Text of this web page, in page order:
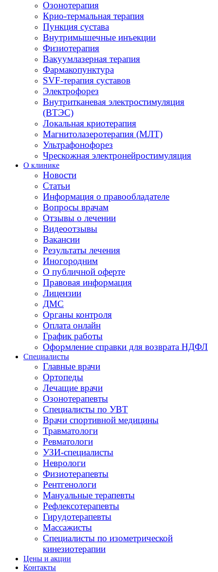
Озонотерапия
Крио-термальная терапия
Пункция сустава
Внутримышечные инъекции
Физиотерапия
Вакуумлазерная терапия
Фармакопунктура
SVF-терапия суставов
Электрофорез
Внутритканевая электростимуляция
(ВТЭС)
Локальная криотерапия
Магнитолазеротерапия (МЛТ)
Ультрафонофорез
Чрескожная электронейростимуляция
О клинике
Новости
Статьи
Информация о правообладателе
Вопросы врачам
Отзывы о лечении
Видеоотзывы
Вакансии
Результаты лечения
Иногородним
О публичной оферте
Правовая информация
Лицензии
ДМС
Органы контроля
Оплата онлайн
График работы
Оформление справки для возврата НДФЛ
Специалисты
Главные врачи
Ортопеды
Лечащие врачи
Озонотерапевты
Специалисты по УВТ
Врачи спортивной медицины
Травматологи
Ревматологи
УЗИ-специалисты
Неврологи
Физиотерапевты
Рентгенологи
Мануальные терапевты
Рефлексотерапевты
Гирудотерапевты
Массажисты
Специалисты по изометрической
кинезиотерапии
Цены и акции
Контакты